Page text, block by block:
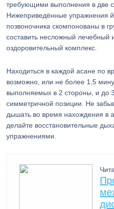
требующими выполнения в две
Нижеприведённые упражнения
позвоночника скомпонованы в
составить несложный лечебный
оздоровительный комплекс.
Находиться в каждой асане по
возможно, или не более 1,5
выполняемых в 2 стороны, и до
симметричной позиции. Не
дышать во время нахождения в
делайте восстановительные
упражнениями.